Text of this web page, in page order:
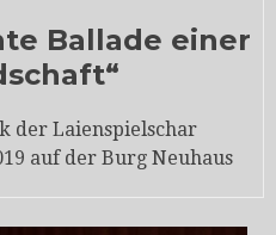
Ballade einer
der Laienspielschar
auf der Burg Neuhaus